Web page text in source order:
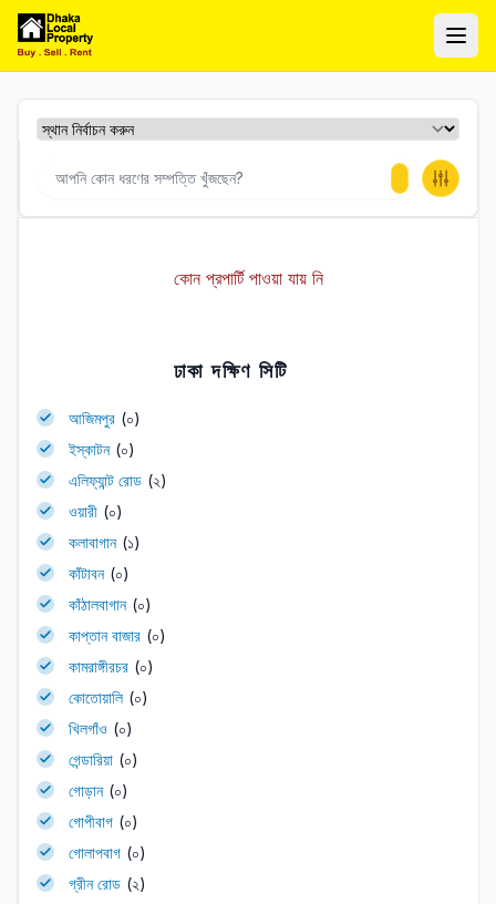
ঢাকা লোকাল প্রপার্টি
কোন প্রপার্টি পাওয়া যায় নি
ঢাকা দক্ষিণ সিটি
আজিমপুর (০)
ইস্কাটন (০)
এলিফ্যান্ট রোড (২)
ওয়ারী (০)
কলাবাগান (১)
কাঁটাবন (০)
কাঁঠালবাগান (০)
কাপ্তান বাজার (০)
কামরাঙ্গীরচর (০)
কোতোয়ালি (০)
খিলগাঁও (০)
গেন্ডারিয়া (০)
গোড়ান (০)
গোপীবাগ (০)
গোলাপবাগ (০)
গ্রীন রোড (২)